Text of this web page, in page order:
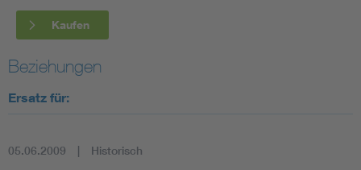
Circular Economy für mehr Ressourceneffizienz
Kaufen
Beziehungen
Ersatz für:
05.06.2009 Historisch